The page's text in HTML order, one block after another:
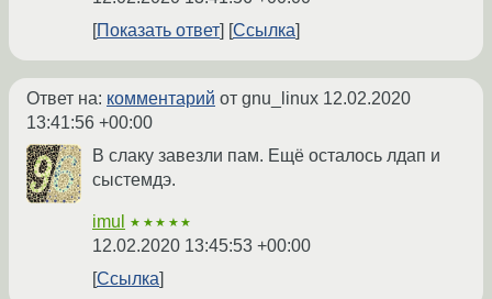
Показать ответ
Ссылка
Ответ на: комментарий от gnu_linux 12.02.2020
13:41:56 +00:00
В слаку завезли пам. Ещё осталось лдап и
сыстемдэ.
imul ★★★★★
12.02.2020 13:45:53 +00:00
Ссылка